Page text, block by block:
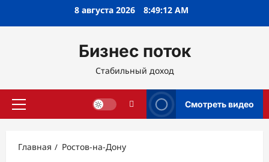
8 августа 2026 8:49:12 AM
Бизнес поток
Стабильный доход
Основное
Смотреть видео
Главная Ростов-на-Дону